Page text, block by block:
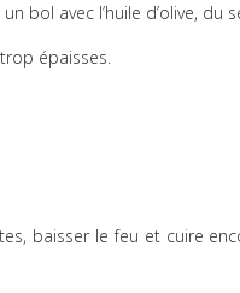
bol avec l’huile d’olive, du
épaisses.
baisser le feu et cuire